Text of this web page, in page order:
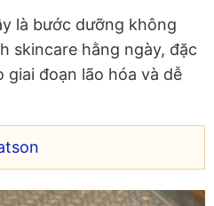
là bước dưỡng không
skincare hằng ngày, đặc
giai đoạn lão hóa và dễ